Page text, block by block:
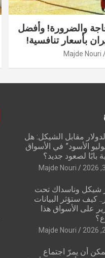
والضرورة! وأفضل
بأسعار تنافسية!
Majde Nouri
مقابل الشيكل: هل
الأسود” في الأسواق
بابًا لصعود جديد؟
Majde Nouri
شيكل وناسداك تحت
كيف ستؤثر البيانات
على الأسواق هذا
Majde Nouri
أن يمرّ اجتماع